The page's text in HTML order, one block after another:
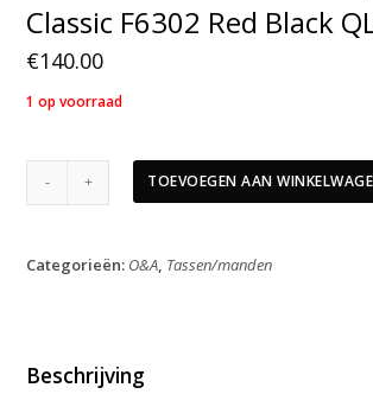
Classic F6302 Red Black
€140.00
1 op voorraad
Sport
Red
TOEVOEGEN AAN
Categorieën: O&A, Tassen/manden
Beschrijving